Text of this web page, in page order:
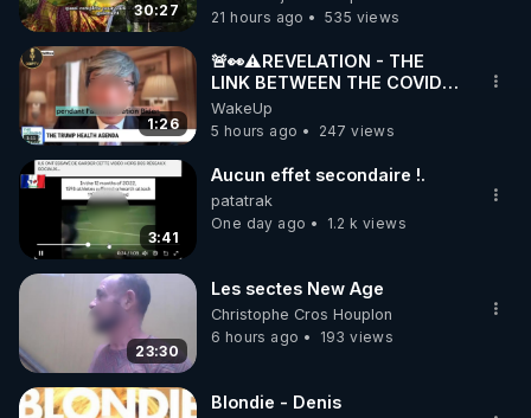
code : REGENERE10
▶ 30 jours gratuit sur l’application de méditation et
de bien-être ENVOL :
Rendez-vous sur https://www.envol.app/code
le code : REGENERE
30:27
21 hours ago
535 views
1:26
🚨👀⚠️REVELATION - THE
LINK BETWEEN THE COVID
VACCINE AND CANCER -LIEN
VACCIN COVID ET CANCER
WakeUp
5 hours ago
247 views
3:41
Aucun effet secondaire !.
patatrak
One day ago
1.2 k views
23:30
Les sectes New Age
Christophe Cros Houplon
6 hours ago
193 views
Blondie - Denis